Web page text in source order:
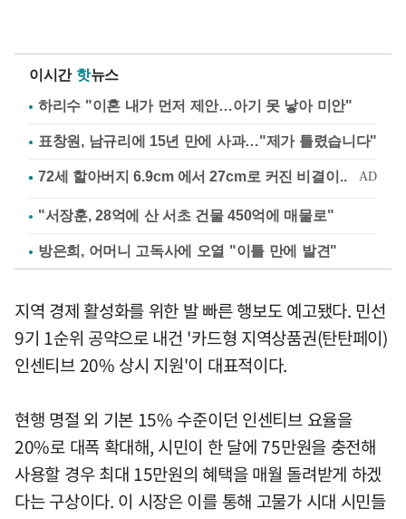
이시간 핫뉴스
하리수 "이혼 내가 먼저 제안…아기 못 낳아 미안"
표창원, 남규리에 15년 만에 사과…"제가 틀렸습니다"
"서장훈, 28억에 산 서초 건물 450억에 매물로"
방은희, 어머니 고독사에 오열 "이틀 만에 발견"
지역 경제 활성화를 위한 발 빠른 행보도 예고됐다. 민선
9기 1순위 공약으로 내건 '카드형 지역상품권(탄탄페이)
인센티브 20% 상시 지원'이 대표적이다.
현행 명절 외 기본 15% 수준이던 인센티브 요율을
20%로 대폭 확대해, 시민이 한 달에 75만원을 충전해
사용할 경우 최대 15만원의 혜택을 매월 돌려받게 하겠
다는 구상이다. 이 시장은 이를 통해 고물가 시대 시민들